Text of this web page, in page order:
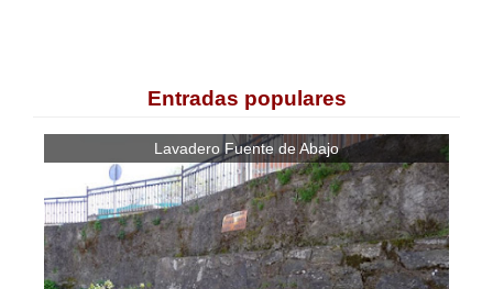
Entradas populares
Lavadero Fuente de Abajo